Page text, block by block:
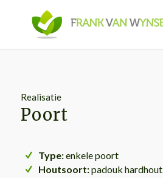
Realisatie
Poort
Type:enkele poort
Houtsoort:padouk hardhout